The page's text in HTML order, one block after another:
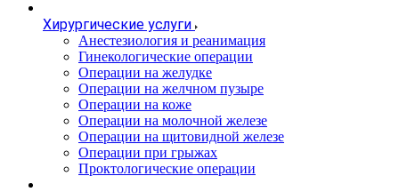
Хирургические услуги
Анестезиология и реанимация
Гинекологические операции
Операции на желудке
Операции на желчном пузыре
Операции на коже
Операции на молочной железе
Операции на щитовидной железе
Операции при грыжах
Проктологические операции